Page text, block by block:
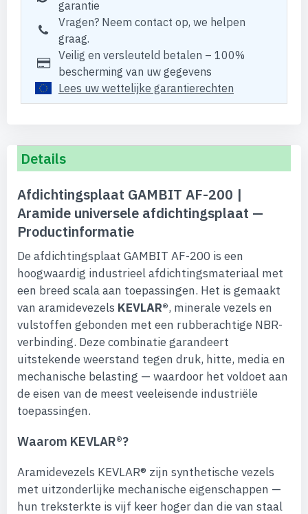
garantie
Vragen? Neem contact op, we helpen
graag.
Veilig en versleuteld betalen – 100%
bescherming van uw gegevens
Lees uw wettelijke garantierechten
Details
Afdichtingsplaat GAMBIT AF-200 |
Aramide universele afdichtingsplaat —
Productinformatie
De afdichtingsplaat GAMBIT AF-200 is een
hoogwaardig industrieel afdichtingsmateriaal met
een breed scala aan toepassingen. Het is gemaakt
van aramidevezels KEVLAR®, minerale vezels en
vulstoffen gebonden met een rubberachtige NBR-
verbinding. Deze combinatie garandeert
uitstekende weerstand tegen druk, hitte, media en
mechanische belasting — waardoor het voldoet aan
de eisen van de meest veeleisende industriële
toepassingen.
Waarom KEVLAR®?
Aramidevezels KEVLAR® zijn synthetische vezels
met uitzonderlijke mechanische eigenschappen —
hun treksterkte is vijf keer hoger dan die van staal